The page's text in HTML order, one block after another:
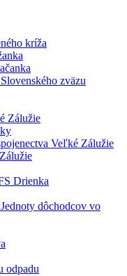
kríža
zväzu
Zálužie
Veľké Zálužie
Drienka
dôchodcov vo
odpadu